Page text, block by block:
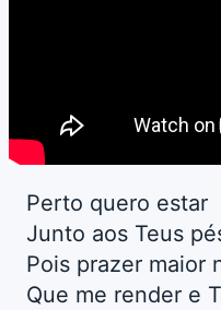
Perto quero estar
Junto aos Teus
Pois prazer maior
Que me render e